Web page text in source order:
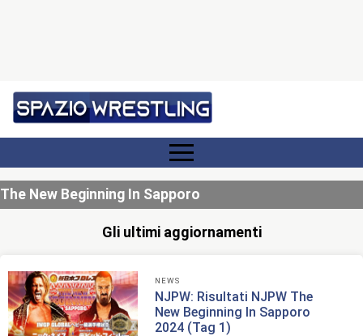
The New Beginning In Sapporo
Gli ultimi aggiornamenti
NEWS
NJPW: Risultati NJPW The
New Beginning In Sapporo
2024 (Tag 1)